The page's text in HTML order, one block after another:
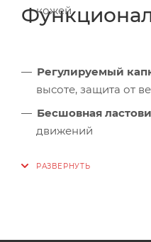
кожей
Регулируемый
высоте, защита от
Бесшовная
движений